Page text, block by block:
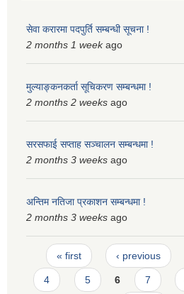
सेवा करारमा पदपुर्ति सम्बन्धी सूचना !
2 months 1 weekago
मुल्याङ्कनकर्ता सूचिकरण सम्बन्धमा !
2 months 2 weeks ago
सरसफाई सप्ताह सञ्चालन सम्बन्धमा !
2 months 3 weeks ago
अन्तिम नतिजा प्रकाशन सम्बन्धमा !
2 months 3 weeks ago
Pages
« first ‹ previous
4 5 6 7